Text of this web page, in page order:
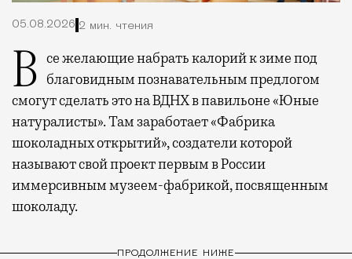
05.08.2026 2 мин. чтения
Все желающие набрать калорий к зиме под благовидным познавательным предлогом
смогут сделать это на ВДНХ в павильоне «Юные
натуралисты». Там заработает «Фабрика
шоколадных открытий», создатели которой
называют свой проект первым в России
иммерсивным музеем-фабрикой, посвященным
шоколаду.
ПРОДОЛЖЕНИЕ НИЖЕ